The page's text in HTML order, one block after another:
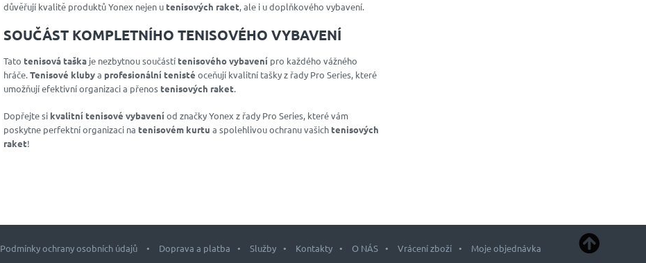
důvěřují kvalitě produktů Yonex nejen utenisových raket, ale i u doplňkového vybavení.
SOUČÁST KOMPLETNÍHO TENISOVÉHO VYBAVENÍ
Tato tenisová taška je nezbytnou součástítenisového vybavení pro každého vážného
hráče.Tenisové klubya profesionální tenisté oceňují kvalitní tašky z řady Pro Series, které
umožňují efektivní organizaci a přenostenisových raket.
Dopřejte si kvalitní tenisové vybavení od značky Yonex z řady Pro Series, které vám
poskytne perfektní organizaci na tenisovém kurtu a spolehlivou ochranu vašichtenisových
raket!
Podmínky ochrany osobních údajů Doprava a platba Služby Kontakty O NÁS Vrácení zboží Moje objednávka